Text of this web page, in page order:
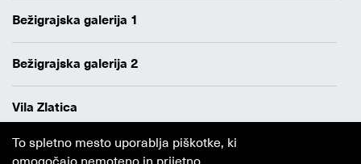
Bežigrajska galerija 1
Bežigrajska galerija 2
Vila Zlatica
Varstvo osebnih podatkov
To spletno mesto uporablja piškotke, ki